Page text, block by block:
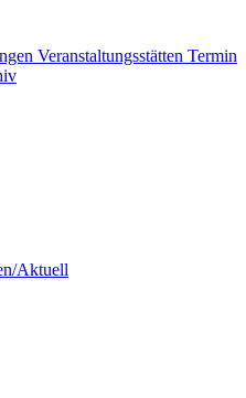
Veranstaltungsstätten Termin
Aktuell